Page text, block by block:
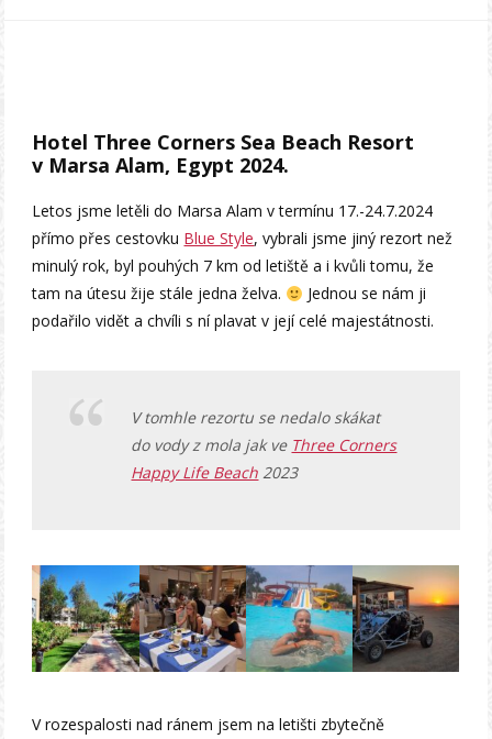
Hotel Three Corners Sea Beach Resort
v Marsa Alam, Egypt 2024.
Letos jsme letěli do Marsa Alam v termínu 17.-24.7.2024
přímo přes cestovku Blue Style, vybrali jsme jiný rezort než
minulý rok, byl pouhých 7 km od letiště a i kvůli tomu, že
tam na útesu žije stále jedna želva.
Jednou se nám ji
podařilo vidět a chvíli s ní plavat v její celé majestátnosti.
V tomhle rezortu se nedalo skákat
do vody z mola jak ve Three Corners
Happy Life Beach 2023
V rozespalosti nad ránem jsem na letišti zbytečně